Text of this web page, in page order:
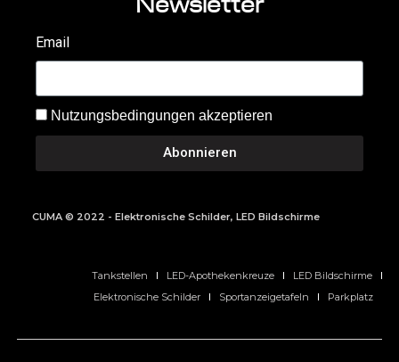
Email
Nutzungsbedingungen akzeptieren
Abonnieren
CUMA © 2022 - Elektronische Schilder, LED Bildschirme
Tankstellen LED-Apothekenkreuze
LED Bildschirme
Elektronische Schilder
Sportanzeigetafeln Parkplatz